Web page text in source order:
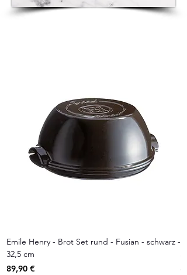
Emile Henry - Brot Set rund - Fusian - schwarz -
32,5 cm
Preis
89,90 €